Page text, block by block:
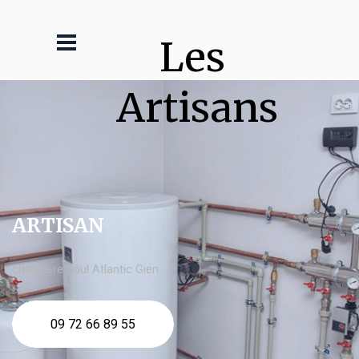
Les
Artisans
ARTISAN
chaudière fioul Atlantic Gien
09 72 66 89 55